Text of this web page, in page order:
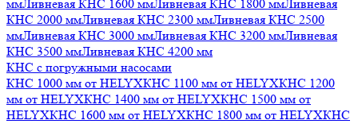
ммЛивневая КНС 1600 ммЛивневая КНС 1800 ммЛивневая
КНС 2000 ммЛивневая КНС 2300 ммЛивневая КНС 2500
ммЛивневая КНС 3000 ммЛивневая КНС 3200 ммЛивневая
КНС 3500 ммЛивневая КНС 4200 мм
КНС с погружными насосами
КНС 1000 мм от HELYXКНС 1100 мм от HELYXКНС 1200
мм от HELYXКНС 1400 мм от HELYXКНС 1500 мм от
HELYXКНС 1600 мм от HELYXКНС 1800 мм от HELYXКНС